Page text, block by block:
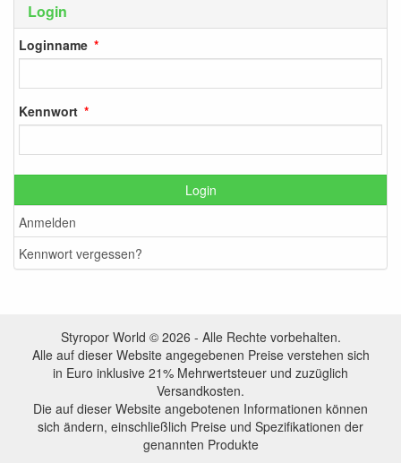
Login
Loginname
Kennwort
Login
Anmelden
Kennwort vergessen?
Styropor World © 2026 - Alle Rechte vorbehalten.
Alle auf dieser Website angegebenen Preise verstehen sich
in Euro inklusive 21% Mehrwertsteuer und zuzüglich
Versandkosten.
Die auf dieser Website angebotenen Informationen können
sich ändern, einschließlich Preise und Spezifikationen der
genannten Produkte